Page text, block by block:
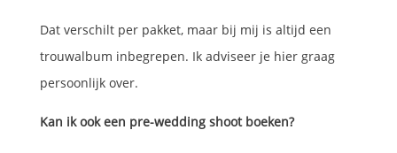
Dat verschilt per pakket, maar bij mij is altijd een
trouwalbum inbegrepen. Ik adviseer je hier graag
persoonlijk over.
Kan ik ook een pre-wedding shoot boeken?